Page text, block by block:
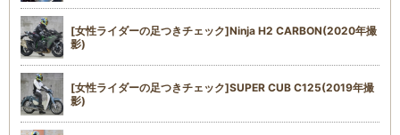
[女性ライダーの足つきチェック]Ninja H2 CARBON(2020年撮
影)
[女性ライダーの足つきチェック]SUPER CUB C125(2019年撮
影)